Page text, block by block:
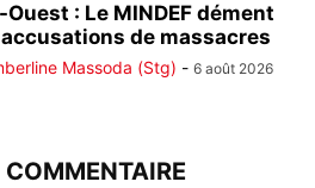
Ouest : Le MINDEF dément
de massacres
Massoda (Stg) - 6 août 2026